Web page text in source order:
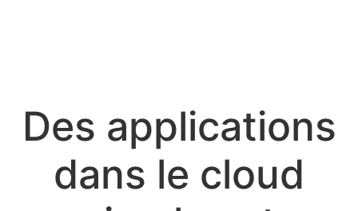
Des applications
dans le cloud